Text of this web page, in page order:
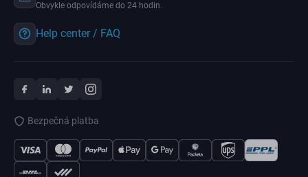
Obvykle odpovídáme do 24 hodin.
Help center / FAQ
Bezpečná platba